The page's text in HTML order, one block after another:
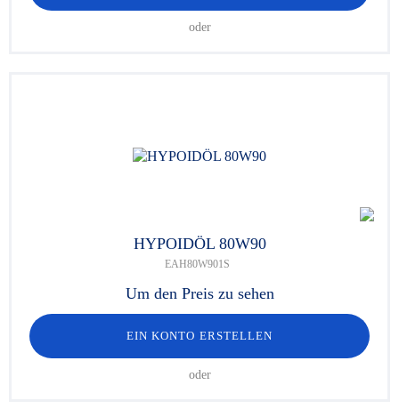
oder
HYPOIDÖL 80W90
EAH80W901S
Um den Preis zu sehen
EIN KONTO ERSTELLEN
oder